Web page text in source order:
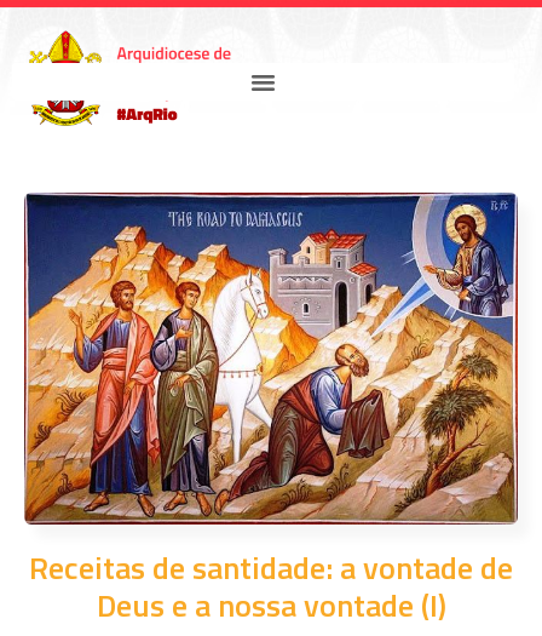
Receitas de santidade: a vontade de
Deus e a nossa vontade (I)